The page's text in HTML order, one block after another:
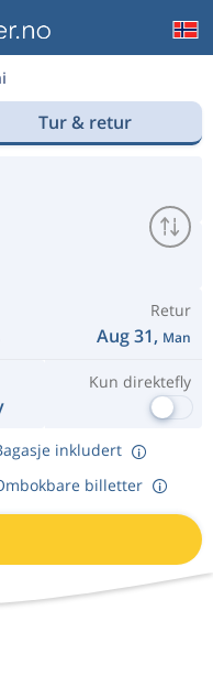
Tur & retur
Retur
Aug 31, Man
Kun direktefly
inkludert
billetter